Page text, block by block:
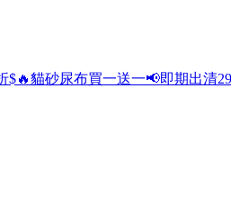
$🔥貓砂尿布買一送一📢即期出清